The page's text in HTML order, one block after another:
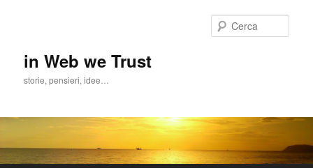
in Web we Trust
storie, pensieri, idee…